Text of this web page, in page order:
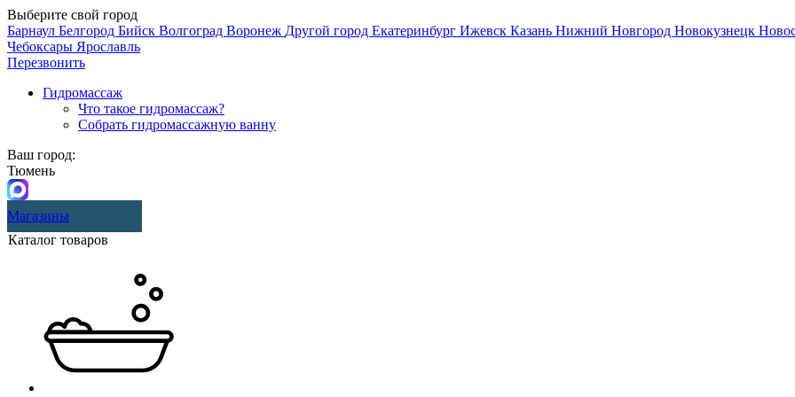
Выберите свой город
Барнаул Белгород Бийск Волгоград Воронеж Другой город Екатеринбург Ижевск Казань Нижний Новгород Новокузнецк
Чебоксары Ярославль
Перезвонить
Гидромассаж
Что такое гидромассаж?
Собрать гидромассажную ванну
Ваш город:
Тюмень
Магазины
Каталог товаров